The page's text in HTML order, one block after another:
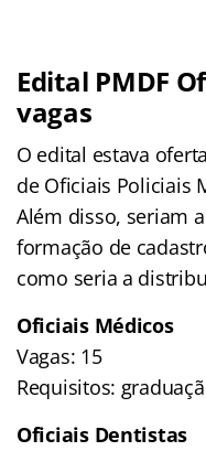
Edital PMDF
vagas
O edital estava
de Oficiais Policiais
Além disso, seriam
formação de
como seria a
Oficiais Médicos
Vagas: 15
Requisitos:
Oficiais Dentistas